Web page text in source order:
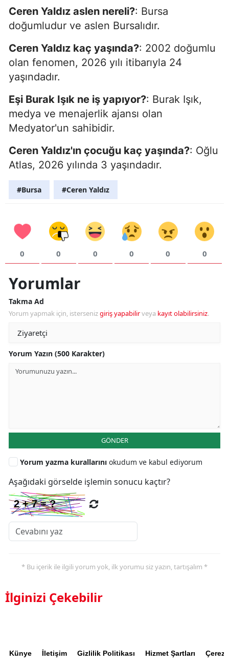
Ceren Yaldız aslen nereli?: Bursa
doğumludur ve aslen Bursalıdır.
Ceren Yaldız kaç yaşında?: 2002 doğumlu
olan fenomen, 2026 yılı itibarıyla 24
yaşındadır.
Eşi Burak Işık ne iş yapıyor?: Burak Işık,
medya ve menajerlik ajansı olan
Medyator'un sahibidir.
Ceren Yaldız'ın çocuğu kaç yaşında?: Oğlu
Atlas, 2026 yılında 3 yaşındadır.
#Bursa #Ceren Yaldız
0 0 0 0 0 0
Yorumlar
Takma Ad
Yorum yapmak için, istersenizgiriş yapabilirveya kayıt olabilirsiniz.
Yorum Yazın (500 Karakter)
GÖNDER
Yorum yazma kurallarını okudum ve kabul ediyorum
Aşağıdaki görselde işlemin sonucu kaçtır?
* Bu içerik ile ilgili yorum yok, ilk yorumu siz yazın, tartışalım *
İlginizi Çekebilir
Künye İletişim Gizlilik Politikası Hizmet Şartları Çerez